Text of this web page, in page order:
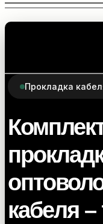
Прокладка
кабеля –